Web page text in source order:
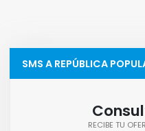
SMS A REPÚBLICA
RECIBE TU